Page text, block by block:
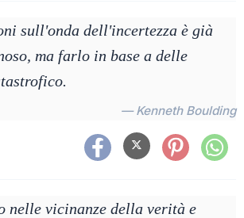
sull'onda dell'incertezza è già
ma farlo in base a delle
— Kenneth Boulding
nelle vicinanze della verità e